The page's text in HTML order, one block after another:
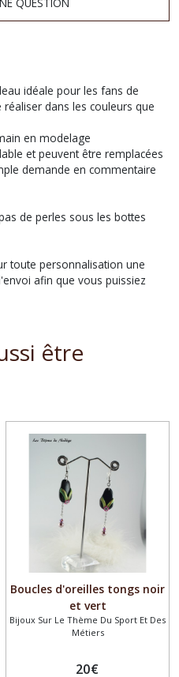
idéale pour les fans de
dans les couleurs que
en modelage
et peuvent être remplacées
demande en commentaire
de perles sous les bottes
toute personnalisation une
afin que vous puissiez
être
Boucles d'oreilles tongs noir
et vert
Bijoux Sur Le Thème Du Sport Et Des
Métiers
20€